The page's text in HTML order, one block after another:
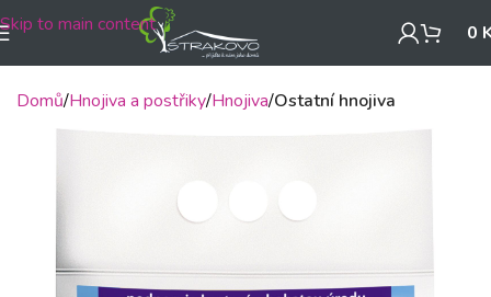
Skip to main content 0
Domů Hnojiva a postřiky Hnojiva Ostatní hnojiva